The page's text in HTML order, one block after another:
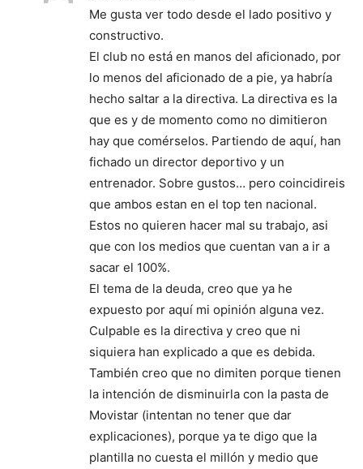
Me gusta ver todo desde el lado positivo y
constructivo.
El club no está en manos del aficionado, por
lo menos del aficionado de a pie, ya habría
hecho saltar a la directiva. La directiva es la
que es y de momento como no dimitieron
hay que comérselos. Partiendo de aquí, han
fichado un director deportivo y un
entrenador. Sobre gustos… pero coincidireis
que ambos estan en el top ten nacional.
Estos no quieren hacer mal su trabajo, asi
que con los medios que cuentan van a ir a
sacar el 100%.
El tema de la deuda, creo que ya he
expuesto por aquí mi opinión alguna vez.
Culpable es la directiva y creo que ni
siquiera han explicado a que es debida.
También creo que no dimiten porque tienen
la intención de disminuirla con la pasta de
Movistar (intentan no tener que dar
explicaciones), porque ya te digo que la
plantilla no cuesta el millón y medio que